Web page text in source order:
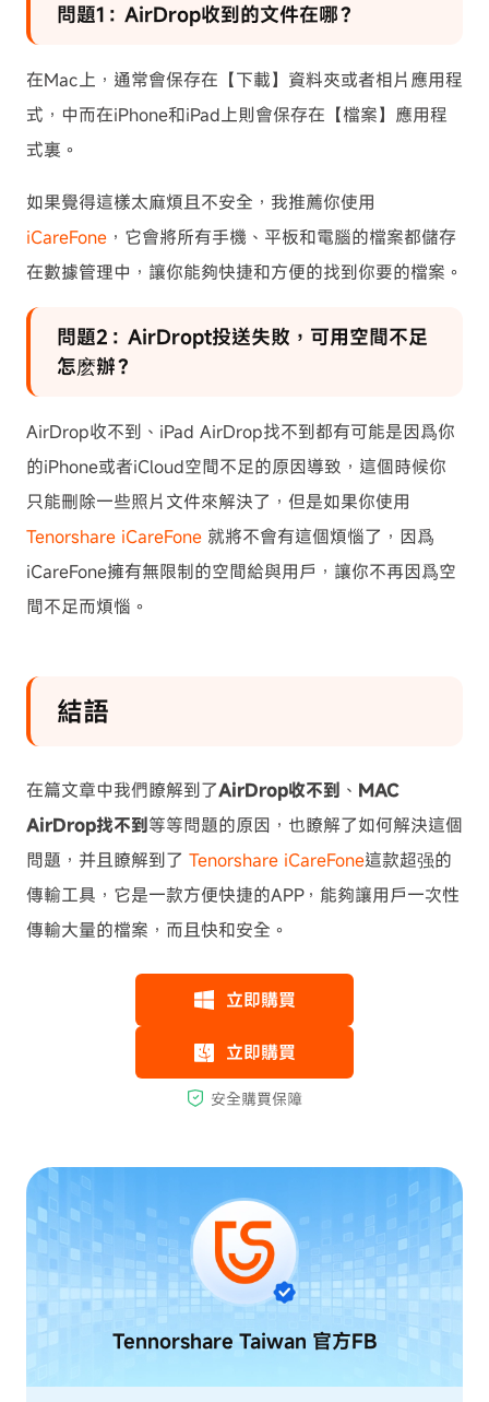
問題1：AirDrop收到的文件在哪？
在Mac上，通常會保存在【下載】資料夾或者相片應用程
式，中而在iPhone和iPad上則會保存在【檔案】應用程
式裏。
如果覺得這樣太麻煩且不安全，我推薦你使用
iCareFone ，它會將所有手機、平板和電腦的檔案都儲存
在數據管理中，讓你能夠快捷和方便的找到你要的檔案。
問題2：AirDropt投送失敗，可用空間不足
怎麽辦？
AirDrop收不到、iPad AirDrop找不到都有可能是因爲你
的iPhone或者iCloud空間不足的原因導致，這個時候你
只能刪除一些照片文件來解決了，但是如果你使用
Tenorshare iCareFone 就將不會有這個煩惱了，因爲
iCareFone擁有無限制的空間給與用戶，讓你不再因爲空
間不足而煩惱。
結語
在篇文章中我們瞭解到了AirDrop收不到 、 MAC
AirDrop找不到等等問題的原因，也瞭解了如何解決這個
問題，并且瞭解到了 Tenorshare iCareFone這款超强的
傳輸工具，它是一款方便快捷的APP，能夠讓用戶一次性
傳輸大量的檔案，而且快和安全。
Tennorshare Taiwan 官方FB